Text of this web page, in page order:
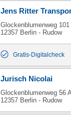
Jens Ritter
Glockenblumenweg 101
12357 Berlin - Rudow
Gratis-Digitalcheck
Jurisch Nicolai
Glockenblumenweg 56
12357 Berlin - Rudow